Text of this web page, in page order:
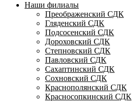
Наши филиалы
Преображенский СДК
Гляденский СДК
Подсосенский СДК
Дороховский СДК
Степновский СДК
Павловский СДК
Сахаптинский СДК
Сохновский СДК
Краснополянский СДК
Красносопкинский СДК